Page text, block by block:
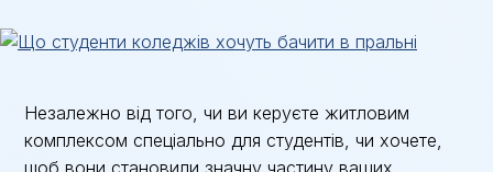
Незалежно від того, чи ви керуєте житловим
комплексом спеціально для студентів, чи хочете,
щоб вони становили значну частину ваших